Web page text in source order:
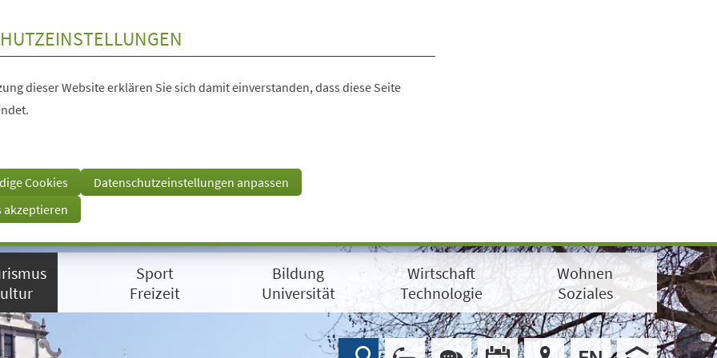
dieser Website erklären Sie sich damit einverstanden, dass diese Seite
Cookies
Datenschutzeinstellungen anpassen
akzeptieren
Sport
Freizeit
Bildung
Universität
Wirtschaft
Technologie
Wohnen
Soziales